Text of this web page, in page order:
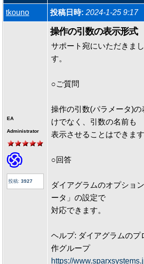
tkouno 投稿日時: 2024-1-25 9:17
EA
Administrator
投稿: 3927
操作の引数の表示形式
サポート宛にいただきま
す。
○ご質問
操作の引数(パラメータ)
けでなく、引数の名前も
表示させることはできま
○回答
ダイアグラムのオプショ
ータ」の設定で
対応できます。
ヘルプ: ダイアグラムのプ
作グループ
https://